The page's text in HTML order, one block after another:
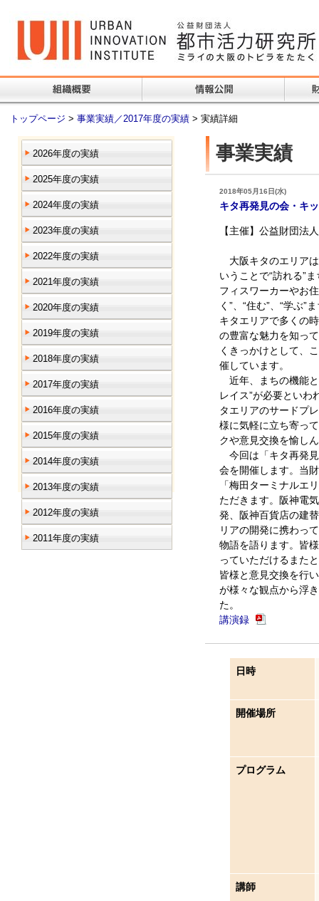
トップページ > 事業実績／2017年度の実績 > 実績詳細
2026年度の実績
2025年度の実績
2024年度の実績
2023年度の実績
2022年度の実績
2021年度の実績
2020年度の実績
2019年度の実績
2018年度の実績
2017年度の実績
2016年度の実績
2015年度の実績
2014年度の実績
2013年度の実績
2012年度の実績
2011年度の実績
事業実績
2018年05月16日(水)
キタ再発見の会・キ
【主催】公益財団
大阪キタのエリア
いうことで“訪れる”
フィスワーカーやお
く”、“住む”、“学ぶ”
キタエリアで多くの
の豊富な魅力を知っ
くきっかけとして、
催しています。
近年、まちの機能
レイス”が必要といわ
タエリアのサードプ
様に気軽に立ち寄っ
クや意見交換を愉し
今回は「キタ再発
会を開催します。当
「梅田ターミナルエ
ただきます。阪神電
発、阪神百貨店の建
リアの開発に携わっ
物語を語ります。皆
っていただけるまた
皆様と意見交換を行
が様々な観点から浮
た。
講演録
日時
開催場所
プログラム
講師